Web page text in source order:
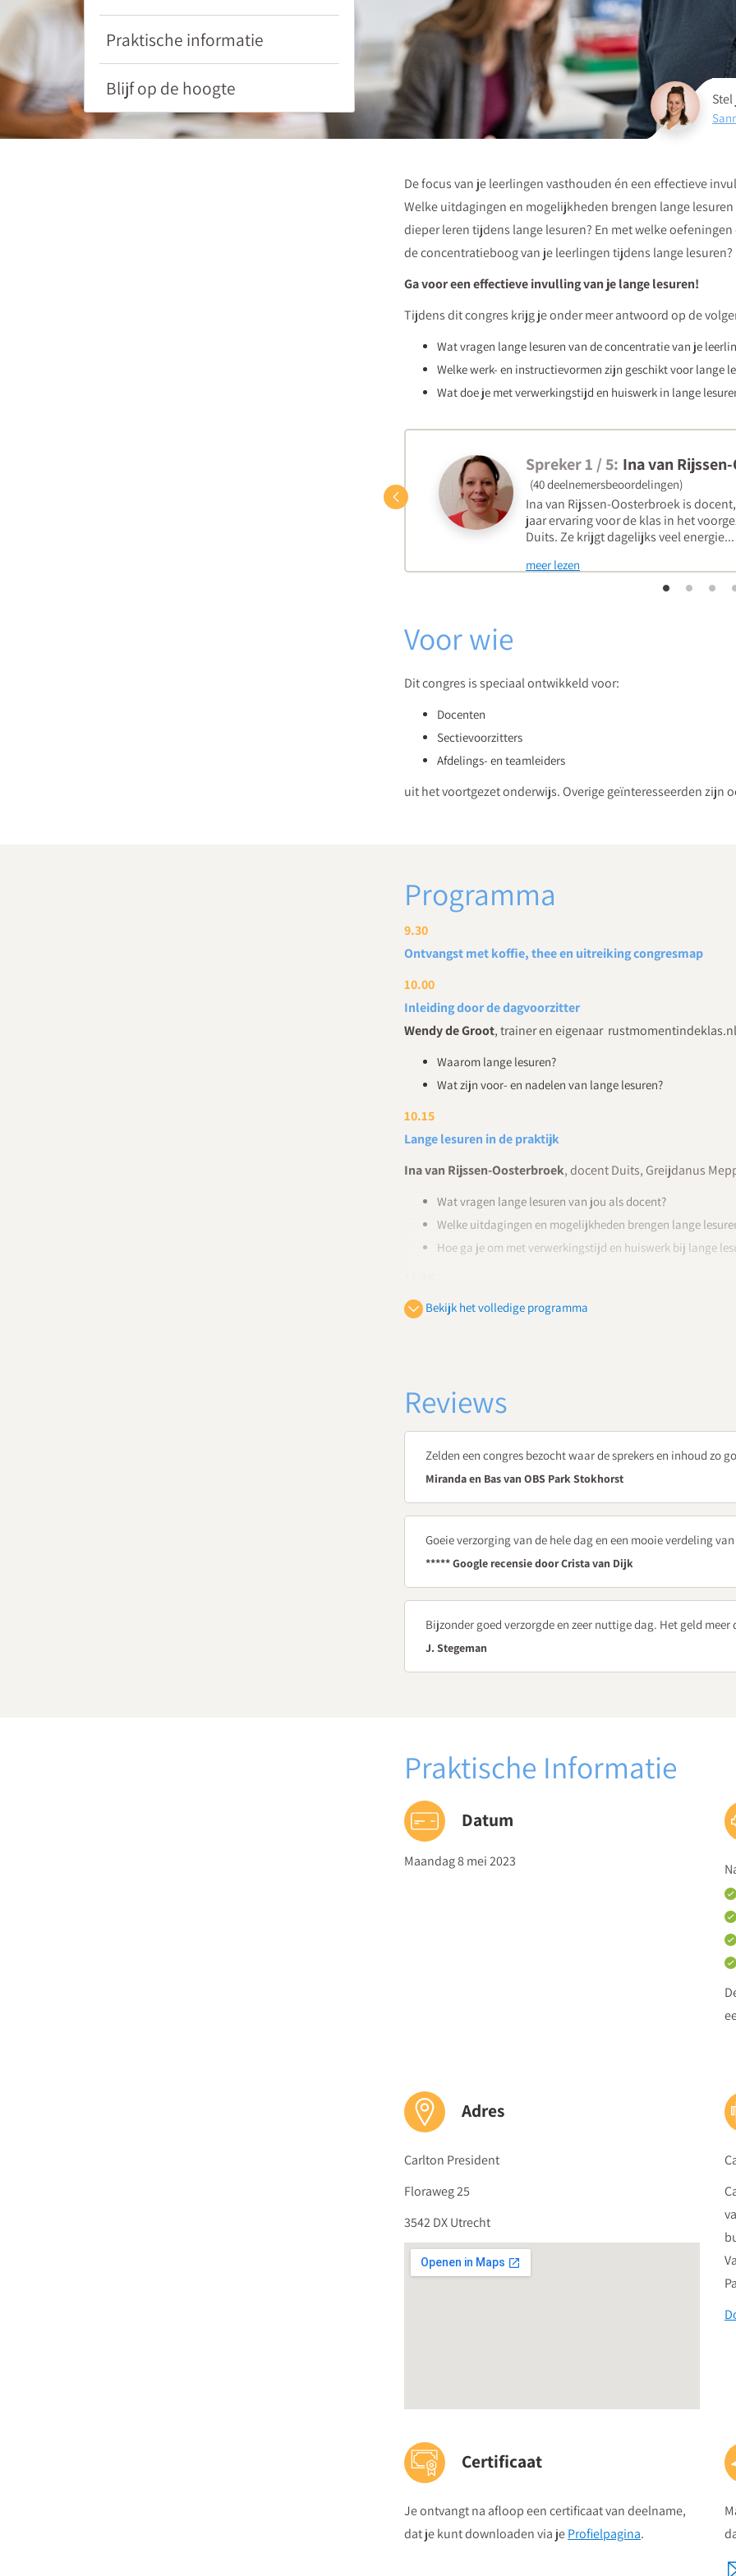
hier
de
tips!
Praktische informatie
Blijf op de hoogte
De focus van je leerlingen vasthouden én een effectieve
Welke uitdagingen en mogelijkheden brengen lange
dieper leren tijdens lange lesuren? En met welke
de concentratieboog van je leerlingen tijdens lange lesuren?
Ga voor een effectieve invulling van je lange lesuren!
Tijdens dit congres krijg je onder meer antwoord op de
Wat vragen lange lesuren van de concentratie van je
Welke werk- en instructievormen zijn geschikt voor lange
Wat doe je met verwerkingstijd en huiswerk in lange
Spreker 1 / 5: Ina van
(40 deelnemersbeoordelingen)
Ina van Rijssen-Oosterbroek is
jaar ervaring voor de klas in het
Duits. Ze krijgt dagelijks veel energie...
meer lezen
Vorige
Voor wie
Dit congres is speciaal ontwikkeld voor:
Docenten
Sectievoorzitters
Afdelings- en teamleiders
uit het voortgezet onderwijs. Overige geïnteresseerden zijn
Programma
9.30
Ontvangst met koffie, thee en uitreiking congresmap
10.00
Inleiding door de dagvoorzitter
Wendy de Groot,trainer en eigenaar rustmomentindeklas.nl
Waarom lange lesuren?
Wat zijn voor- en nadelen van lange lesuren?
10.15
Lange lesuren in de praktijk
Ina van Rijssen-Oosterbroek, docent Duits, Greijdanus
Wat vragen lange lesuren van jou als docent?
Welke uitdagingen en mogelijkheden brengen lange
Hoe ga je om met verwerkingstijd en huiswerk bij lange
Koffie- en theepauze
Op welke manieren breng je structuur aan in lange lesuren?
De mogelijkheden van dieper leren tijdens lange lesuren.
Welke werk- en instructievormen zijn geschikt voor lange
12.30
13.30
Klassenmanagement en groepsdynamiek
Bruno Oldeboom, onderzoeker en lerarenopleider
Wat betekenen lange lesuren voor jouw pedagogisch-
Hoe gebruik je lange lesuren voor het verbeteren van de
Concentratie tijdens lange lesuren
Wat vragen lange lesuren van de concentratie van je
Hoe help je leerlingen hun concentratie te verbeteren?
Bekijk het volledige programma
Reviews
Zelden een congres bezocht waar de sprekers en inhoud zo
Miranda en Bas van OBS Park Stokhorst
Goeie verzorging van de hele dag en een mooie verdeling
***** Google recensie door Crista van Dijk
Bijzonder goed verzorgde en zeer nuttige dag. Het geld meer
J. Stegeman
Praktische Informatie
Datum
Maandag 8 mei 2023
Adres
Carlton President
Floraweg 25
3542 DX Utrecht
Certificaat
Je ontvangt na afloop een certificaat van deelname,
dat je kunt downloaden via jeProfielpagina.